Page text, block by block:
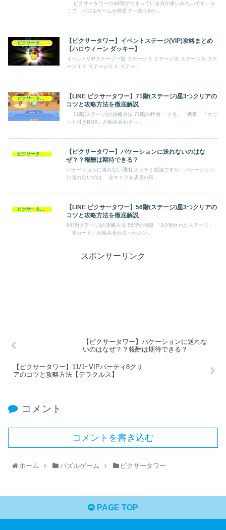
ピクサータワーの46階がつまっている方が多いみたいです。そ
こで、パズルゲームが得意で一発☆3が...
ピクサータワー
【ピクサータワー】イベントステージ(VIP)攻略まとめ
【ハロウィーン ダッキー】
イベントVIPステージ一覧 ステージ５ ステージ８ ステージ９ ステ
ージ１０ ステージ１１ ステー...
ピクサータワー
【LINE ピクサータワー】71階(ステージ)星3つクリアの
コツと攻略方法を徹底解説
71階(ステージ)の攻略方法 71階の特徴 「クモ」「携帯」「カウ
ント付きBOX」が組み合わさっ...
ピクサータワー
【ピクサータワー】バケーションに送れないのはな
ぜ？？報酬は期待できる？
バケーションに送れない理由 さっそく結論ですが、バケーション
に送れないのは、 全キャラを店員or店...
ピクサータワー
【LINE ピクサータワー】56階(ステージ)星3つクリアの
コツと攻略方法を徹底解説
56階(ステージ)の攻略方法 56階の特徴 「3分割されたステージ」
「氷カード」が組み合わさったシン...
スポンサーリンク
【ピクサータワー】バケーションに送れな
いのはなぜ？？報酬は期待できる？
【ピクサータワー】11/1~VIPパーティ8クリ
アのコツと攻略方法【デラクルス】
コメント
コメントを書き込む
ホーム パズルゲーム ピクサータワー
PAGE TOP